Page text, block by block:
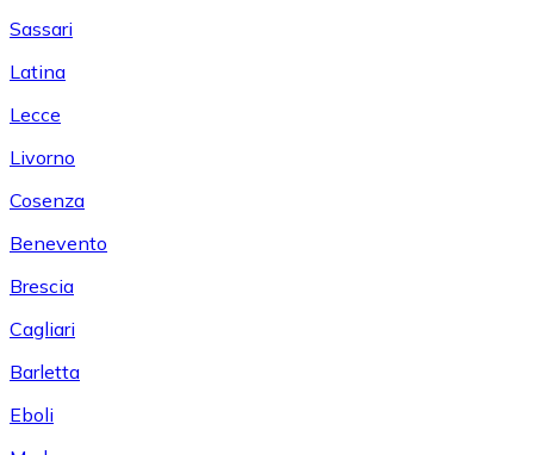
Sassari
Latina
Lecce
Livorno
Cosenza
Benevento
Brescia
Cagliari
Barletta
Eboli